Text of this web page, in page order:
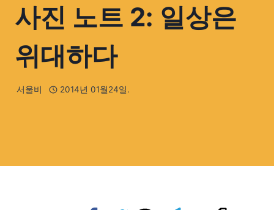
사진 노트 2: 일상은
위대하다
서울비 2014년 01월24일.